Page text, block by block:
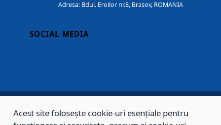
Adresa: Bdul. Eroilor nr.8, Brasov, ROMANIA
SOCIAL MEDIA
Copyright © 2002 - 2026 - PRIMĂRIA MUNICIPIULUI BRAȘOV, toate drepturile
Acest site folosește cookie-uri esențiale pentru